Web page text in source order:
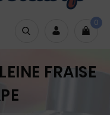
0
FRAISE